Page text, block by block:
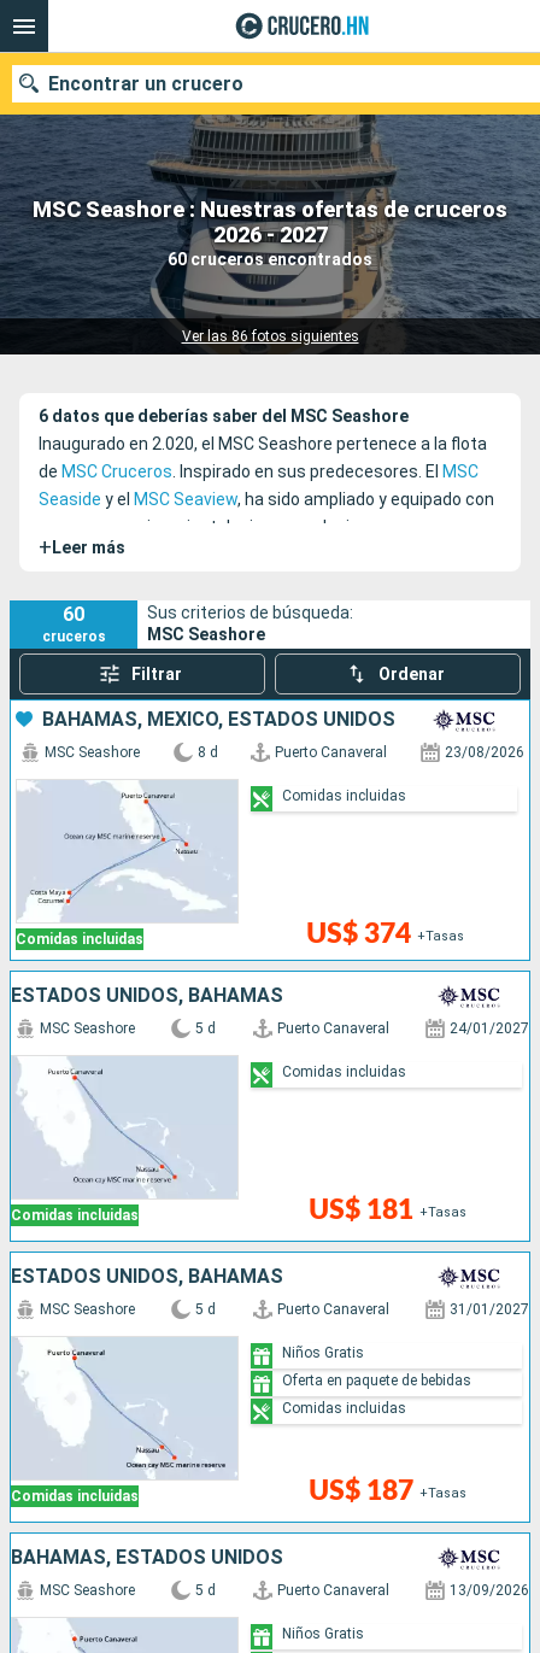
MSC Seashore : Nuestras ofertas de cruceros
2026 - 2027
60 cruceros encontrados
Ver las 86 fotos siguientes
Encontrar un crucero
Nuestros destinos
Fecha de salida
Compañías
6 datos que deberías saber del MSC Seashore
Inaugurado en 2.020, el MSC Seashore pertenece a la flota
de MSC Cruceros. Inspirado en sus predecesores. El MSC
Seaside y el MSC Seaview, ha sido ampliado y equipado con
nuevos espacios e instalaciones exclusivas.
+ Leer más
60
cruceros
Sus criterios de búsqueda:
MSC Seashore
Filtrar Ordenar
BAHAMAS, MÉXICO, ESTADOS UNIDOS
Comidas incluidas
MSC Seashore 8 d Puerto Canaveral 23/08/2026
US$ 374 +Tasas
Comidas incluidas
ESTADOS UNIDOS, BAHAMAS
Comidas incluidas
MSC Seashore 5 d Puerto Canaveral 24/01/2027
US$ 181 +Tasas
Comidas incluidas
ESTADOS UNIDOS, BAHAMAS
Comidas incluidas
MSC Seashore 5 d Puerto Canaveral 31/01/2027
US$ 187 +Tasas
Niños Gratis
Oferta en paquete de bebidas
Comidas incluidas
BAHAMAS, ESTADOS UNIDOS
MSC Seashore 5 d Puerto Canaveral 13/09/2026
Niños Gratis